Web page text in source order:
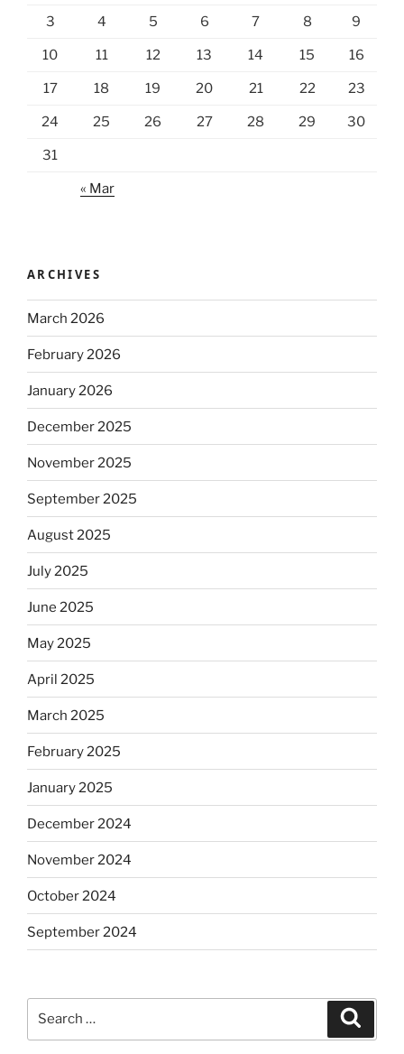
3 4 5 6 7 8 9
10 11 12 13 14 15 16
17 18 19 20 21 22 23
24 25 26 27 28 29 30
31
« Mar
ARCHIVES
March 2026
February 2026
January 2026
December 2025
November 2025
September 2025
August 2025
July 2025
June 2025
May 2025
April 2025
March 2025
February 2025
January 2025
December 2024
November 2024
October 2024
September 2024